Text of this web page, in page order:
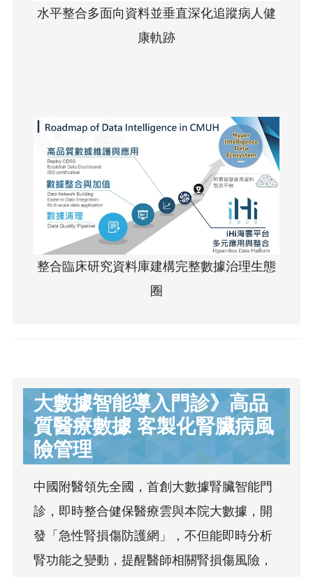
水平整合多面向資料並垂直深化追蹤病人健
康軌跡
整合臨床研究資料庫建構完整數據治理生態
圈
大數據智能導入門診》高品
質醫療數據 客製化腎臟病風
險管理
中國附醫領先全國，首創大數據腎臟智能門
診，即時整合健保醫療雲與本院大數據，開
發「急性腎損傷防護網」，不但能即時分析
腎功能之變動，提醒醫師相關腎損傷風險，